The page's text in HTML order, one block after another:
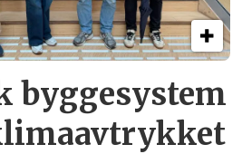
byggesystem